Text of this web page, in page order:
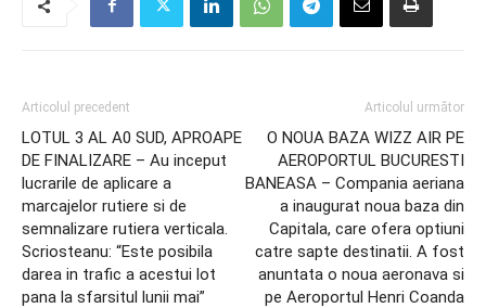
Articolul precedent
LOTUL 3 AL A0 SUD, APROAPE
DE FINALIZARE – Au inceput
lucrarile de aplicare a
marcajelor rutiere si de
semnalizare rutiera verticala.
Scriosteanu: “Este posibila
darea in trafic a acestui lot
pana la sfarsitul lunii mai”
Articolul următor
O NOUA BAZA WIZZ AIR PE
AEROPORTUL BUCURESTI
BANEASA – Compania aeriana
a inaugurat noua baza din
Capitala, care ofera optiuni
catre sapte destinatii. A fost
anuntata o noua aeronava si
pe Aeroportul Henri Coanda